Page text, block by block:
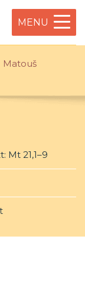
MENU
Matouš
Mt 21,1–9